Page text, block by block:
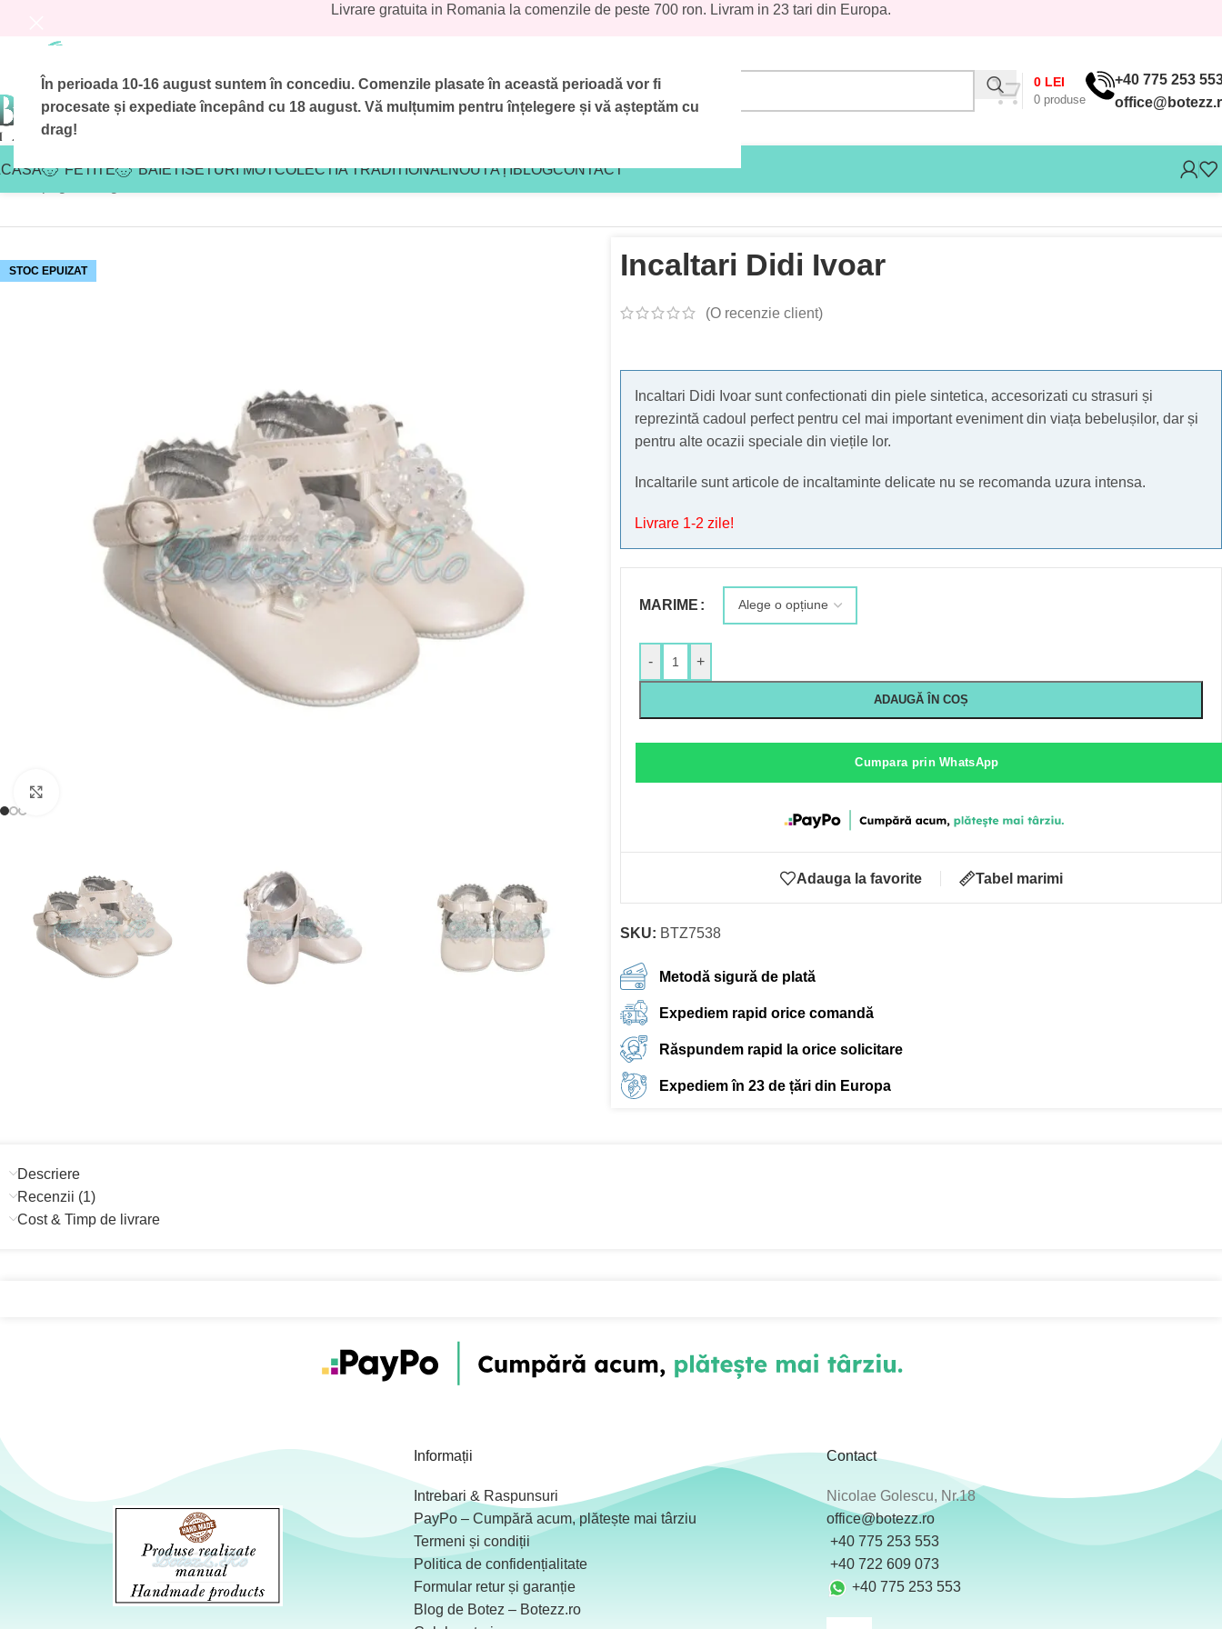
În perioada 10-16 august suntem în concediu. Comenzile plasate în această perioadă vor fi
procesate și expediate începând cu 18 august. Vă mulțumim pentru înțelegere și vă așteptăm cu
drag!
Livrare gratuita in Romania la comenzile de peste 700 ron. Livram in 23 tari din Europa.
0 produse
0 LEI
+40 775 253
FETITE BAIETISETURI MOTCOLECTIA TRADITIONALNOUTĂȚIBLOGCONTACT
STOC EPUIZAT Incaltari Didi Ivoar
(O recenzie client)
Incaltari Didi Ivoar sunt confectionati din piele sintetica, accesorizati cu strasuri și
reprezintă cadoul perfect pentru cel mai important eveniment din viața bebelușilor, dar și
pentru alte ocazii speciale din viețile lor.
Incaltarile sunt articole de incaltaminte delicate nu se recomanda uzura intensa.
Livrare 1-2 zile!
MARIME
- +
ADAUGĂ ÎN COȘ
Cumpara prin WhatsApp
Adauga la favorite Tabel marimi
SKU: BTZ7538
Metodă sigură de plată
Expediem rapid orice comandă
Răspundem rapid la orice solicitare
Expediem în 23 de țări din Europa
Descriere
Recenzii (1)
Cost & Timp de livrare
Informații
Intrebari & Raspunsuri
PayPo – Cumpără acum, plătește mai târziu
Termeni și condiții
Politica de confidențialitate
Formular retur și garanție
Blog de Botez – Botezz.ro
Contact
Nicolae Golescu, Nr.18
office@botezz.ro
+40 775 253 553
‪ +40 722 609 073
+40 775 253 553